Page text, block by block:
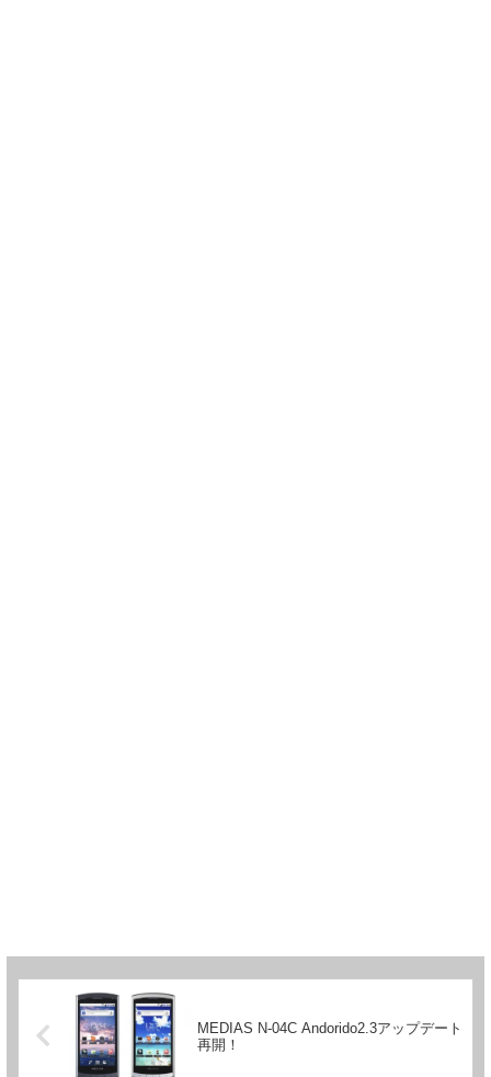
MEDIAS N-04C Andorido2.3アップデート
再開！